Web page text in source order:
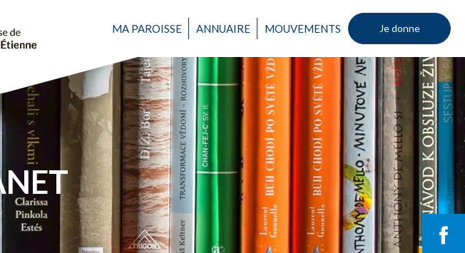
MA PAROISSE ANNUAIRE MOUVEMENTS Je donne